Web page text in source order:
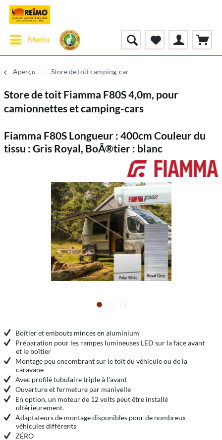
Menu
Aperçu Store de toit camping-car
Store de toit Fiamma F80S 4,0m, pour
camionnettes et camping-cars
Fiamma F80S Longueur : 400cm Couleur du
tissu : Gris Royal, BoÃ®tier : blanc
Boîtier et embouts minces en aluminium
Préparation pour les rampes lumineuses LED sur la face avant
et le boîtier
Montage peu encombrant sur le toit du véhicule ou de la
caravane
Avec profilé tubulaire triple à l'avant
Ouverture et fermeture par manivelle
En option, un moteur de 12 volts peut être installé
ultérieurement.
Adaptateurs de montage disponibles pour de nombreux
véhicules différents
ZÉRO